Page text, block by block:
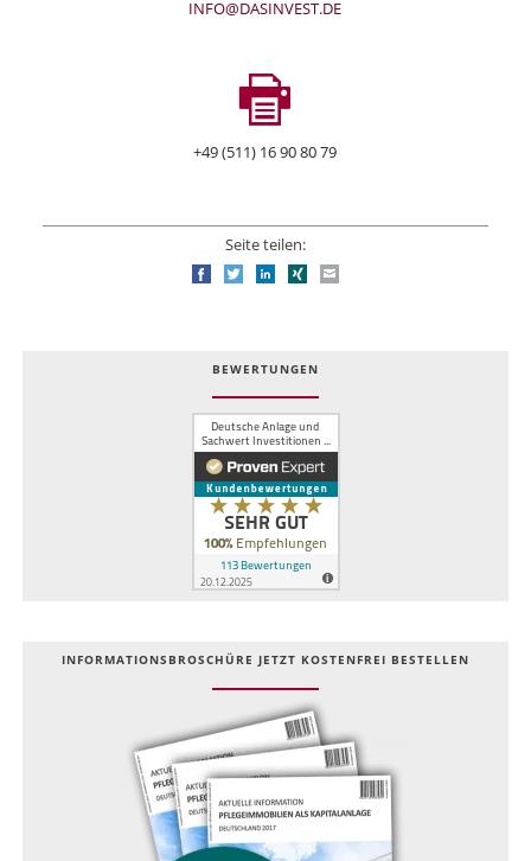
INFO@DASINVEST.DE
+49 (511) 16 90 80 79
Seite teilen:
FacebookTwitterLinkedIn
Xing
BEWERTUNGEN
INFOR­MATIONS­BROSCHÜRE JETZT KOSTEN­FREI BESTELLEN